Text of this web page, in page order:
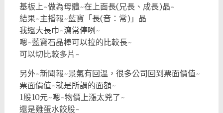
基板上~做為母體~在上面長(兄長、成長)晶~
結果~主播報~藍寶「長(音：常)」晶
我還大長巾~瀉常停咧~
嗯~藍寶石晶棒可以拉的比較長~
可以切比較多片~
另外~新聞報~景氣有回溫，很多公司回到票面價值~
票面價值~就是所謂的面額~
1股10元~嗯~物價上漲太兇了~
還是雞蛋水餃股~